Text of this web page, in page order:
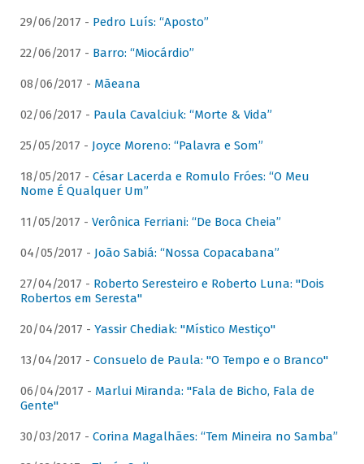
29/06/2017 - Pedro Luís: “Aposto”
22/06/2017 - Barro: “Miocárdio”
08/06/2017 - Mãeana
02/06/2017 - Paula Cavalciuk: “Morte & Vida”
25/05/2017 - Joyce Moreno: “Palavra e Som”
18/05/2017 - César Lacerda e Romulo Fróes: “O Meu
Nome É Qualquer Um”
11/05/2017 - Verônica Ferriani: “De Boca Cheia”
04/05/2017 - João Sabiá: “Nossa Copacabana”
27/04/2017 - Roberto Seresteiro e Roberto Luna: "Dois
Robertos em Seresta"
20/04/2017 - Yassir Chediak: "Místico Mestiço"
13/04/2017 - Consuelo de Paula: "O Tempo e o Branco"
06/04/2017 - Marlui Miranda: "Fala de Bicho, Fala de
Gente"
30/03/2017 - Corina Magalhães: “Tem Mineira no Samba”